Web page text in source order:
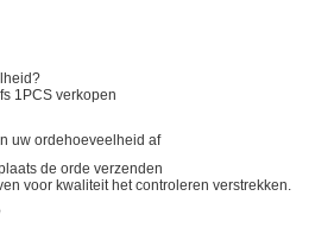
1PCS verkopen
uw ordehoeveelheid af
de orde verzenden
voor kwaliteit het controleren verstrekken.